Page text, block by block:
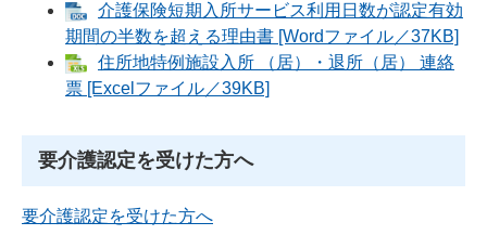
介護保険短期入所サービス利用日数が認定有効
期間の半数を超える理由書 [Wordファイル／37KB]
住所地特例施設入所 （居）・退所（居） 連絡
票 [Excelファイル／39KB]
要介護認定を受けた方へ
要介護認定を受けた方へ